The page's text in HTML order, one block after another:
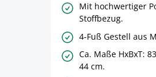
Mit hochwertiger
Stoffbezug.
4-Fuß Gestell aus
Ca. Maße HxBxT:
44 cm.